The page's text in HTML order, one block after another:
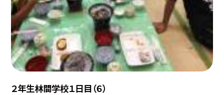
２年生林間学校１日目（６）